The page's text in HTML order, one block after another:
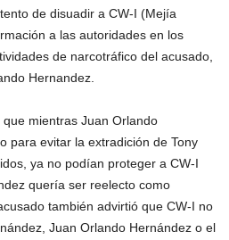
de disuadir a CW-I (Mejía
a las autoridades en los
de narcotráfico del acusado,
Hernandez.
mientras Juan Orlando
para evitar la extradición de Tony
ya no podían proteger a CW-I
quería ser reelecto como
también advirtió que CW-I no
Juan Orlando Hernández o el